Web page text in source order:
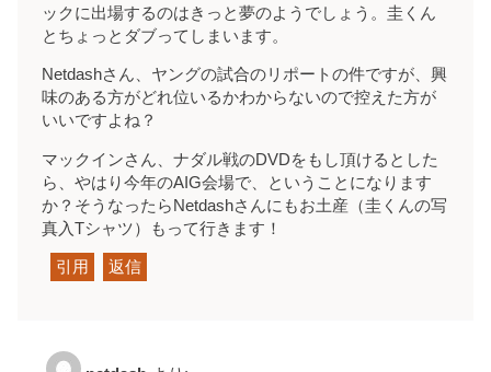
ックに出場するのはきっと夢のようでしょう。圭くん
とちょっとダブってしまいます。
Netdashさん、ヤングの試合のリポートの件ですが、興
味のある方がどれ位いるかわからないので控えた方が
いいですよね？
マックインさん、ナダル戦のDVDをもし頂けるとした
ら、やはり今年のAIG会場で、ということになります
か？そうなったらNetdashさんにもお土産（圭くんの写
真入Tシャツ）もって行きます！
引用 返信